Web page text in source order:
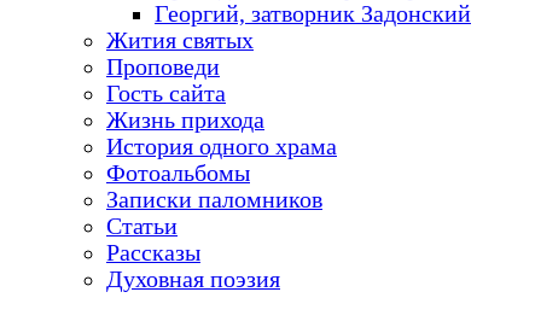
Георгий, затворник Задонский
Жития святых
Проповеди
Гость сайта
Жизнь прихода
История одного храма
Фотоальбомы
Записки паломников
Статьи
Рассказы
Духовная поэзия